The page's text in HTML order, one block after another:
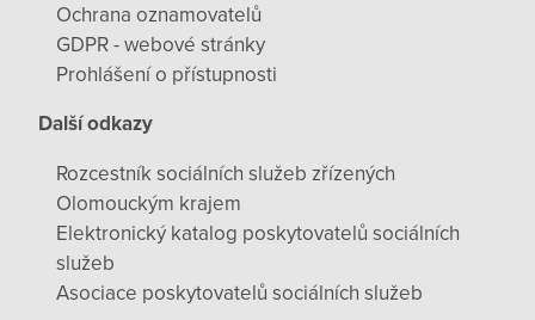
Ochrana oznamovatelů
GDPR - webové stránky
Prohlášení o přístupnosti
Další odkazy
Rozcestník sociálních služeb zřízených
Olomouckým krajem
Elektronický katalog poskytovatelů sociálních
služeb
Asociace poskytovatelů sociálních služeb